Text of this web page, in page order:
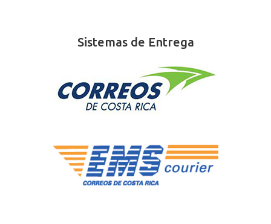
Sistemas de Entrega